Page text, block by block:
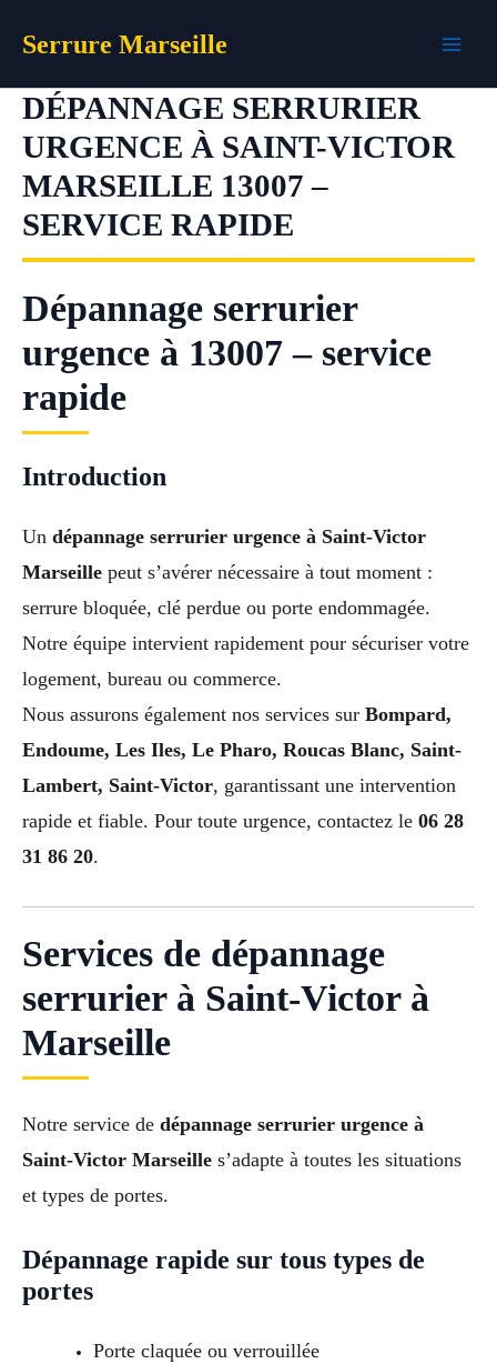
Serrure Marseille
DÉPANNAGE SERRURIER
URGENCE À SAINT-VICTOR
MARSEILLE 13007 –
SERVICE RAPIDE
Dépannage serrurier
urgence à 13007 – service
rapide
Introduction
Un dépannage serrurier urgence à Saint-Victor
Marseille peut s’avérer nécessaire à tout moment :
serrure bloquée, clé perdue ou porte endommagée.
Notre équipe intervient rapidement pour sécuriser votre
logement, bureau ou commerce.
Nous assurons également nos services sur Bompard,
Endoume, Les Iles, Le Pharo, Roucas Blanc, Saint-
Lambert, Saint-Victor, garantissant une intervention
rapide et fiable. Pour toute urgence, contactez le 06 28
31 86 20.
Services de dépannage
serrurier à Saint-Victor à
Marseille
Notre service de dépannage serrurier urgence à
Saint-Victor Marseille s’adapte à toutes les situations
et types de portes.
Dépannage rapide sur tous types de
portes
Porte claquée ou verrouillée